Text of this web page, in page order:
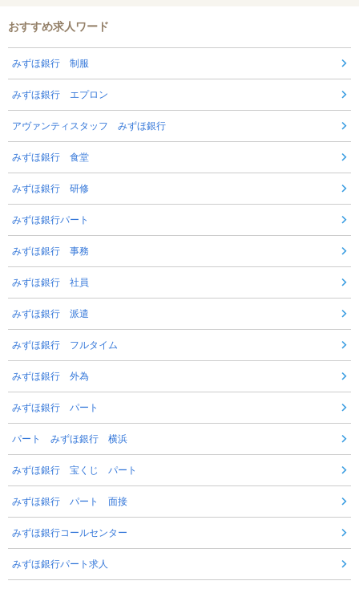
おすすめ求人ワード
みずほ銀行 制服
みずほ銀行 エプロン
アヴァンティスタッフ みずほ銀行
みずほ銀行 食堂
みずほ銀行 研修
みずほ銀行パート
みずほ銀行 事務
みずほ銀行 社員
みずほ銀行 派遣
みずほ銀行 フルタイム
みずほ銀行 外為
みずほ銀行 パート
パート みずほ銀行 横浜
みずほ銀行 宝くじ パート
みずほ銀行 パート 面接
みずほ銀行コールセンター
みずほ銀行パート求人